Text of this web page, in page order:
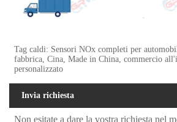
Tag caldi: Sensori NOx completi per
fabbrica, Cina, Made in China, commercio
personalizzato
Invia richiesta
Non esitate a dare la vostra richiesta nel